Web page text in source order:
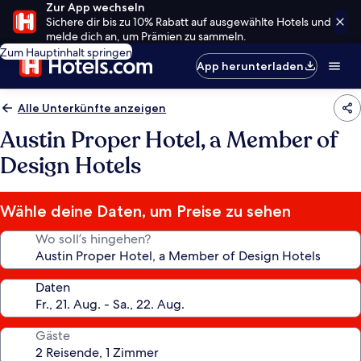
Zur App wechseln
Sichere dir bis zu 10% Rabatt auf ausgewählte Hotels und
melde dich an, um Prämien zu sammeln.
Zum Hauptinhalt springen
App herunterladen
Alle Unterkünfte anzeigen
Austin Proper Hotel, a Member of
Design Hotels
Wähle deine Daten, um Preise zu sehen
Wo soll’s hingehen?
Daten
Gäste